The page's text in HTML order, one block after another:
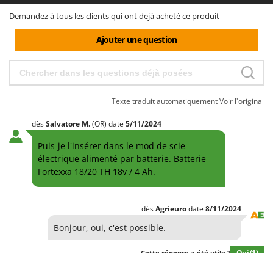
Demandez à tous les clients qui ont dejà acheté ce produit
Ajouter une question
Texte traduit automatiquementVoir l'original
dèsSalvatore M.(OR) date 5/11/2024
Puis-je l'insérer dans le mod de scie
électrique alimenté par batterie. Batterie
Fortexxa 18/20 TH 18v / 4 Ah.
dèsAgrieurodate 8/11/2024
Bonjour, oui, c'est possible.